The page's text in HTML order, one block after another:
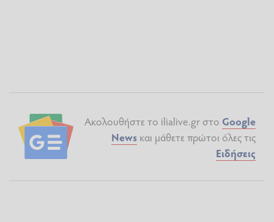
Ακολουθήστε το ilialive.gr στο Google
News και μάθετε πρώτοι όλες τις
Ειδήσεις